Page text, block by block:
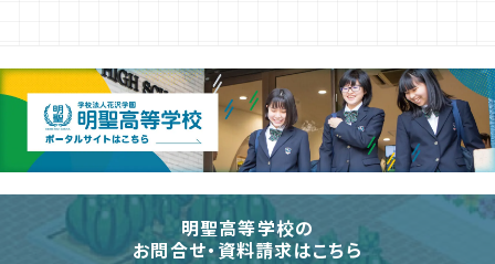
明聖高等学校の
お問合せ・資料請求はこちら